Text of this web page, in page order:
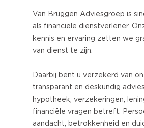
Van Bruggen Adviesgroep is
als financiële dienstverlener.
kennis en ervaring zetten we
van dienst te zijn.
Daarbij bent u verzekerd van
transparant en deskundig
hypotheek, verzekeringen,
financiële vragen betreft.
aandacht, betrokkenheid en